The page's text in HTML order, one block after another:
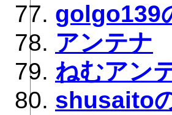
golgo139
アンテナ
ねむアン
shusaito